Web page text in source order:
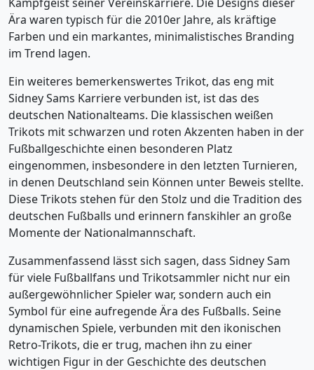
Ära waren typisch für die 2010er Jahre, als kräftige
Farben und ein markantes, minimalistisches Branding
im Trend lagen.
Ein weiteres bemerkenswertes Trikot, das eng mit
Sidney Sams Karriere verbunden ist, ist das des
deutschen Nationalteams. Die klassischen weißen
Trikots mit schwarzen und roten Akzenten haben in der
Fußballgeschichte einen besonderen Platz
eingenommen, insbesondere in den letzten Turnieren,
in denen Deutschland sein Können unter Beweis stellte.
Diese Trikots stehen für den Stolz und die Tradition des
deutschen Fußballs und erinnern fanskihler an große
Momente der Nationalmannschaft.
Zusammenfassend lässt sich sagen, dass Sidney Sam
für viele Fußballfans und Trikotsammler nicht nur ein
außergewöhnlicher Spieler war, sondern auch ein
Symbol für eine aufregende Ära des Fußballs. Seine
dynamischen Spiele, verbunden mit den ikonischen
Retro-Trikots, die er trug, machen ihn zu einer
wichtigen Figur in der Geschichte des deutschen